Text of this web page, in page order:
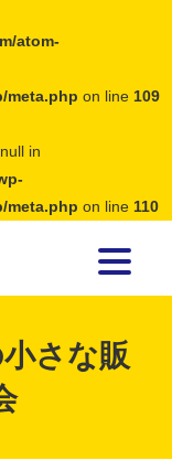
atom-
meta.php on line 109
in
meta.php on line 110
さな販